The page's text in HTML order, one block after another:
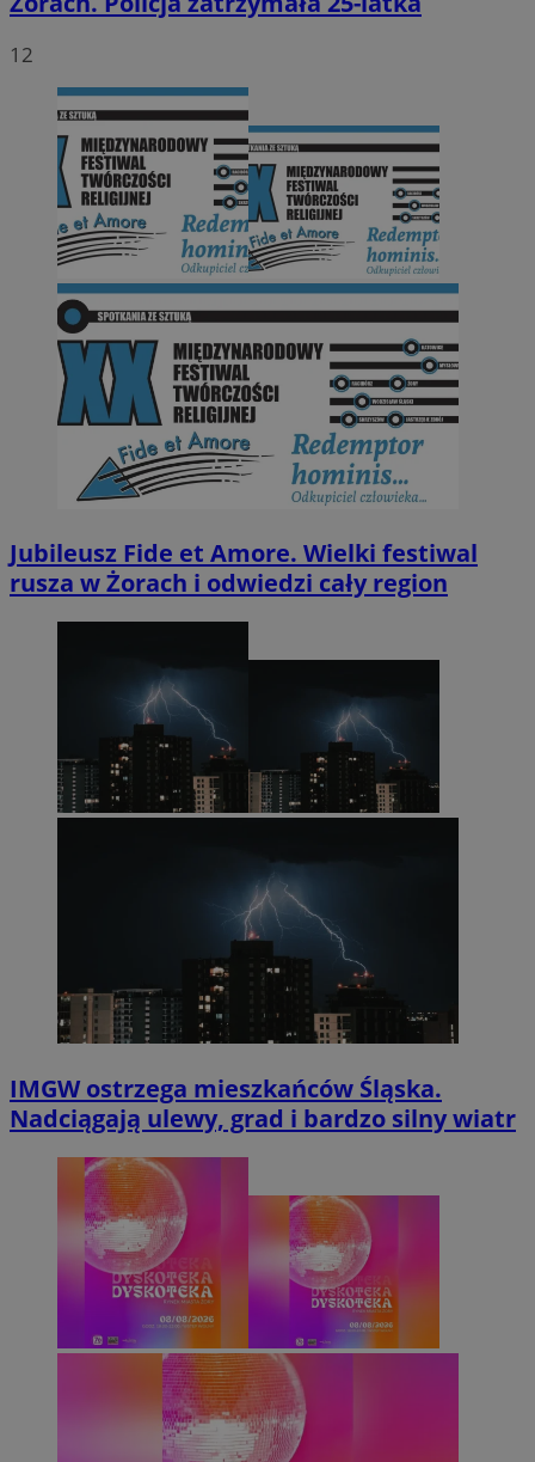
12
Jubileusz Fide et Amore. Wielki festiwal
rusza w Żorach i odwiedzi cały region
IMGW ostrzega mieszkańców Śląska.
Nadciągają ulewy, grad i bardzo silny wiatr